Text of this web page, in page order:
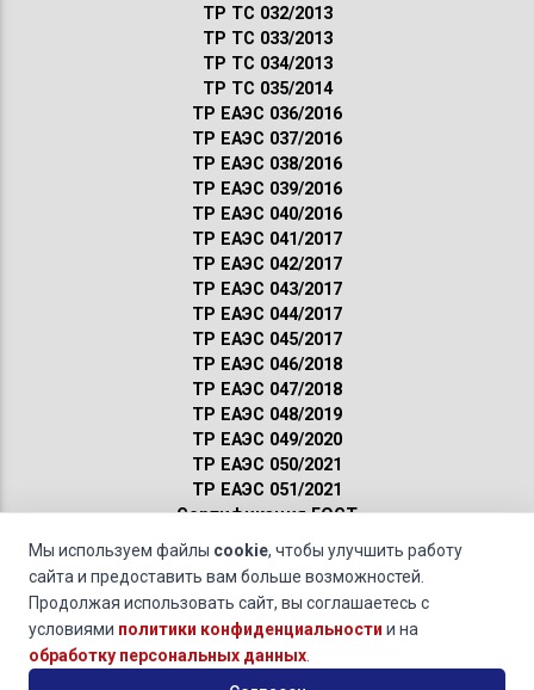
ТР ТС 032/2013
ТР ТС 033/2013
ТР ТС 034/2013
ТР ТС 035/2014
ТР ЕАЭС 036/2016
ТР ЕАЭС 037/2016
ТР ЕАЭС 038/2016
ТР ЕАЭС 039/2016
ТР ЕАЭС 040/2016
ТР ЕАЭС 041/2017
ТР ЕАЭС 042/2017
ТР ЕАЭС 043/2017
ТР ЕАЭС 044/2017
ТР ЕАЭС 045/2017
ТР ЕАЭС 046/2018
ТР ЕАЭС 047/2018
ТР ЕАЭС 048/2019
ТР ЕАЭС 049/2020
ТР ЕАЭС 050/2021
ТР ЕАЭС 051/2021
Сертификация ГОСТ
Санитарные нормы
Пожарные нормы
Взрывозащищенное оборудование »
взрывозащищённых механизмов контроля концентрации горючих веществ
© 2011-2026 · Обращаясь к нам, вы даете своесогласие на
Мы используем файлы cookie, чтобы улучшить работу
сайта и предоставить вам больше возможностей.
Продолжая использовать сайт, вы соглашаетесь с
условиями политики конфиденциальности и на
обработку персональных данных